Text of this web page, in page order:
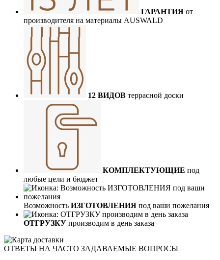
ГАРАНТИЯ от
производителя на материалы AUSWALD
12 ВИДОВ террасной доски
КОМПЛЕКТУЮЩИЕ под
любые цели и бюджет
Возможность ИЗГОТОВЛЕНИЯ под ваши пожелания
ОТГРУЗКУ производим в день заказа
ОТВЕТЫ НА ЧАСТО ЗАДАВАЕМЫЕ ВОПРОСЫ